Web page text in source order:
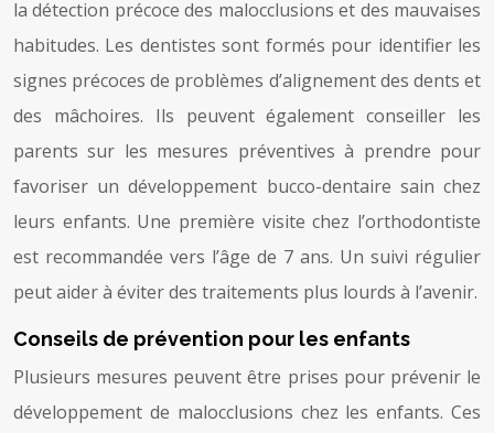
la détection précoce des malocclusions et des mauvaises
habitudes. Les dentistes sont formés pour identifier les
signes précoces de problèmes d’alignement des dents et
des mâchoires. Ils peuvent également conseiller les
parents sur les mesures préventives à prendre pour
favoriser un développement bucco-dentaire sain chez
leurs enfants. Une première visite chez l’orthodontiste
est recommandée vers l’âge de 7 ans. Un suivi régulier
peut aider à éviter des traitements plus lourds à l’avenir.
Conseils de prévention pour les enfants
Plusieurs mesures peuvent être prises pour prévenir le
développement de malocclusions chez les enfants. Ces